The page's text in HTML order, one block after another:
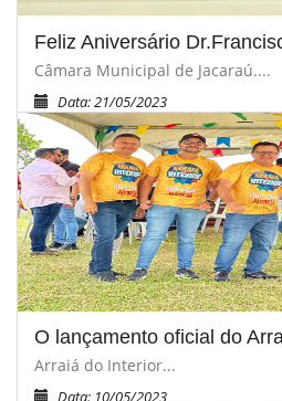
Feliz Aniversário
Câmara Municipal de Jacaraú....
Data: 21/05/2023
O lançamento oficial do
Arraiá do Interior...
Data: 10/05/2023